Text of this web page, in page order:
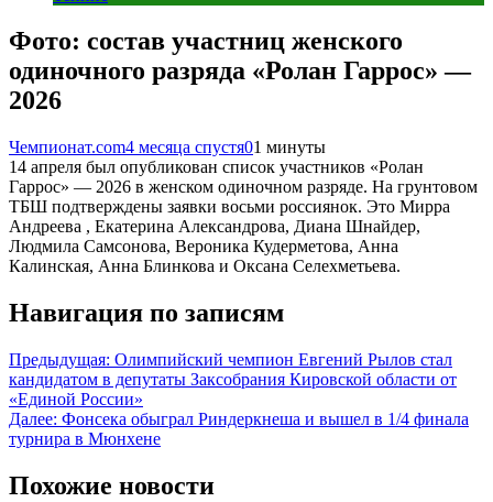
Фото: состав участниц женского
одиночного разряда «Ролан Гаррос» —
2026
Чемпионат.com4 месяца спустя01 минуты
14 апреля был опубликован список участников «Ролан
Гаррос» — 2026 в женском одиночном разряде. На грунтовом
ТБШ подтверждены заявки восьми россиянок. Это Мирра
Андреева , Екатерина Александрова, Диана Шнайдер,
Людмила Самсонова, Вероника Кудерметова, Анна
Калинская, Анна Блинкова и Оксана Селехметьева.
Навигация по записям
Предыдущая: Олимпийский чемпион Евгений Рылов стал
кандидатом в депутаты Заксобрания Кировской области от
«Единой России»
Далее: Фонсека обыграл Риндеркнеша и вышел в 1/4 финала
турнира в Мюнхене
Похожие новости